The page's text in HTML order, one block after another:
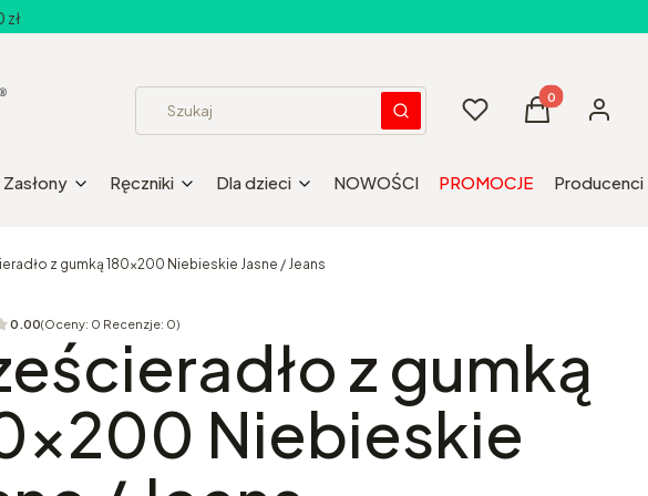
zł
WyczyśćSzukaj
UlubioneProdukty w
Koszyk Zaloguj
Zasłony Ręczniki Dla dzieci NOWOŚCI PROMOCJE Producenci
z gumką 180x200 Niebieskie Jasne / Jeans
0.00(Oceny: 0 Recenzje: 0)
Przejdź do sekcji Opinie
z gumką
Niebieskie